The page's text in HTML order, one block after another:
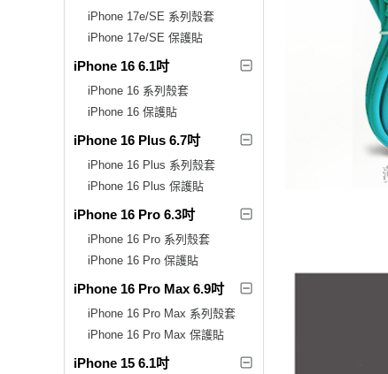
iPhone 17e/SE 系列殼套
iPhone 17e/SE 保護貼
iPhone 16 6.1吋
iPhone 16 系列殼套
iPhone 16 保護貼
iPhone 16 Plus 6.7吋
iPhone 16 Plus 系列殼套
iPhone 16 Plus 保護貼
iPhone 16 Pro 6.3吋
iPhone 16 Pro 系列殼套
iPhone 16 Pro 保護貼
iPhone 16 Pro Max 6.9吋
iPhone 16 Pro Max 系列殼套
iPhone 16 Pro Max 保護貼
iPhone 15 6.1吋